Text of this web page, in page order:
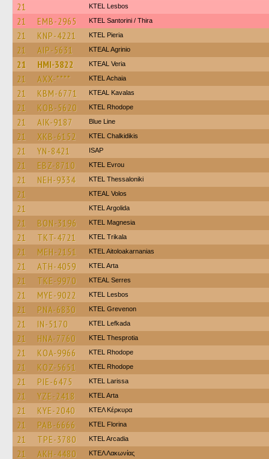
21 KTEL Lesbos
21 EMB-2965 KTEL Santorini / Thira
21 KNP-4221 KTEL Pieria
21 AIP-5631 KTEAL Agrinio
21 HMI-3822 KTEAL Veria
21 AXX-**** KTEL Achaia
21 KBM-6771 KTEAL Kavalas
21 KOB-5620 KTEL Rhodope
21 AIK-9187 Blue Line
21 XKB-6152 ΚΤΕL Chalkidikis
21 YN-8421 ISAP
21 EBZ-8710 KTEL Evrou
21 NEH-9334 KTEL Thessaloniki
21 KTEAL Volos
21 KTEL Argolida
21 BON-3196 ΚΤΕL Magnesia
21 TKT-4721 ΚΤΕL Τrikala
21 MEH-2151 KTEL Aitoloakarnanias
21 ATH-4059 KTEL Arta
21 TKE-9970 KTEAL Serres
21 MYE-9022 KTEL Lesbos
21 PNA-6830 ΚΤΕL Grevenon
21 IN-5170 KTEL Lefkada
21 HNA-7760 KTEL Thesprotia
21 KOA-9966 KTEL Rhodope
21 KOZ-5651 KTEL Rhodope
21 PIE-6475 KTEL Larissa
21 YZE-2418 KTEL Arta
21 KYE-2040 ΚΤΕΛ Κέρκυρα
21 PAB-6666 KTEL Florina
21 TPE-3780 KTEL Arcadia
21 AKH-4480 ΚΤΕΛ Λακωνίας